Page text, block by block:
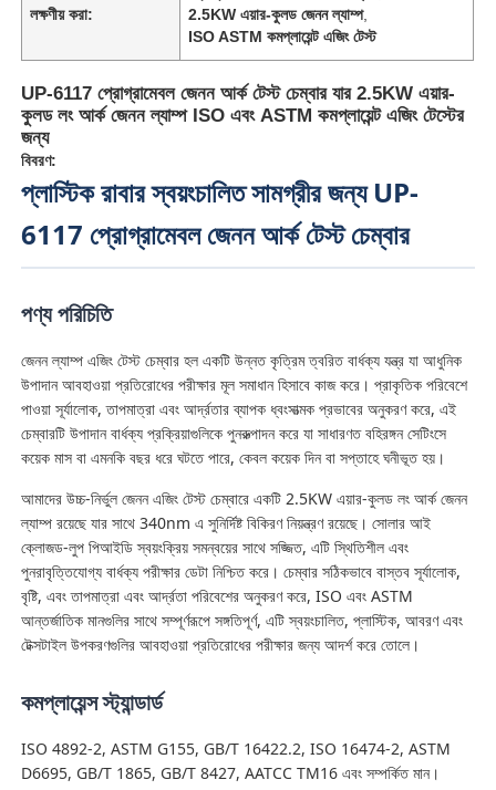
বাড়ি
পণ্য
কারখানা ভ্রমণ
লক্ষণীয় করা:
2.5KW এয়ার-কুলড জেনন ল্যাম্প,
ISO ASTM কমপ্লায়েন্ট এজিং টেস্ট
UP-6117 প্রোগ্রামেবল জেনন আর্ক টেস্ট চেম্বার যার 2.5KW এয়ার-
কুলড লং আর্ক জেনন ল্যাম্প ISO এবং ASTM কমপ্লায়েন্ট এজিং টেস্টের
জন্য
বিবরণ:
প্লাস্টিক রাবার স্বয়ংচালিত সামগ্রীর জন্য UP-
6117 প্রোগ্রামেবল জেনন আর্ক টেস্ট চেম্বার
পণ্য পরিচিতি
জেনন ল্যাম্প এজিং টেস্ট চেম্বার হল একটি উন্নত কৃত্রিম ত্বরিত বার্ধক্য যন্ত্র যা আধুনিক
উপাদান আবহাওয়া প্রতিরোধের পরীক্ষার মূল সমাধান হিসাবে কাজ করে। প্রাকৃতিক পরিবেশে
পাওয়া সূর্যালোক, তাপমাত্রা এবং আর্দ্রতার ব্যাপক ধ্বংসাত্মক প্রভাবের অনুকরণ করে, এই
চেম্বারটি উপাদান বার্ধক্য প্রক্রিয়াগুলিকে পুনরুত্পাদন করে যা সাধারণত বহিরঙ্গন সেটিংসে
কয়েক মাস বা এমনকি বছর ধরে ঘটতে পারে, কেবল কয়েক দিন বা সপ্তাহে ঘনীভূত হয়।
আমাদের উচ্চ-নির্ভুল জেনন এজিং টেস্ট চেম্বারে একটি 2.5KW এয়ার-কুলড লং আর্ক জেনন
ল্যাম্প রয়েছে যার সাথে 340nm এ সুনির্দিষ্ট বিকিরণ নিয়ন্ত্রণ রয়েছে। সোলার আই
ক্লোজড-লুপ পিআইডি স্বয়ংক্রিয় সমন্বয়ের সাথে সজ্জিত, এটি স্থিতিশীল এবং
পুনরাবৃত্তিযোগ্য বার্ধক্য পরীক্ষার ডেটা নিশ্চিত করে। চেম্বার সঠিকভাবে বাস্তব সূর্যালোক,
বৃষ্টি, এবং তাপমাত্রা এবং আর্দ্রতা পরিবেশের অনুকরণ করে, ISO এবং ASTM
আন্তর্জাতিক মানগুলির সাথে সম্পূর্ণরূপে সঙ্গতিপূর্ণ, এটি স্বয়ংচালিত, প্লাস্টিক, আবরণ এবং
টেক্সটাইল উপকরণগুলির আবহাওয়া প্রতিরোধের পরীক্ষার জন্য আদর্শ করে তোলে।
কমপ্লায়েন্স স্ট্যান্ডার্ড
ISO 4892-2, ASTM G155, GB/T 16422.2, ISO 16474-2, ASTM
D6695, GB/T 1865, GB/T 8427, AATCC TM16 এবং সম্পর্কিত মান।